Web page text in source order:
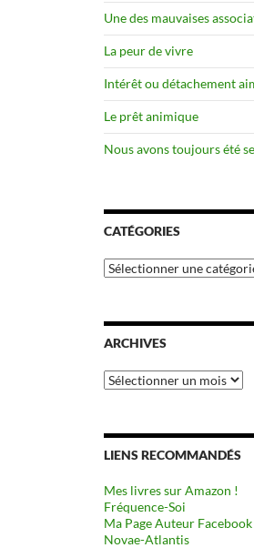
Une des mauvaises
La peur de vivre
Intérêt ou détachement
Le prêt animique
Nous avons toujours été
CATÉGORIES
Catégories
ARCHIVES
Archives
LIENS RECOMMANDÉS
Mes livres sur Amazon !
Fréquence-Soi
Ma Page Auteur Facebook
Novae-Atlantis